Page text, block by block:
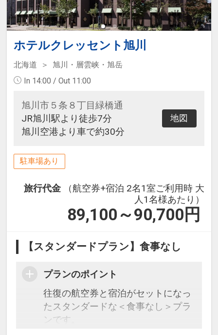
ホテルクレッセント旭川
北海道
旭川・層雲峡・旭岳
In 14:00 / Out 11:00
旭川市５条８丁目緑橋通
JR旭川駅より徒歩7分
旭川空港より車で約30分
地図
駐車場あり
旅行代金
（航空券+宿泊 2名1室ご利用時 大
人1名様あたり）
89,100～90,700 円
【スタンダードプラン】食事なし
プランのポイント
往復の航空券と宿泊がセットになっ
たスタンダードな＜食事なし＞プラ
ンです。